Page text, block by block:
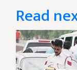
Read